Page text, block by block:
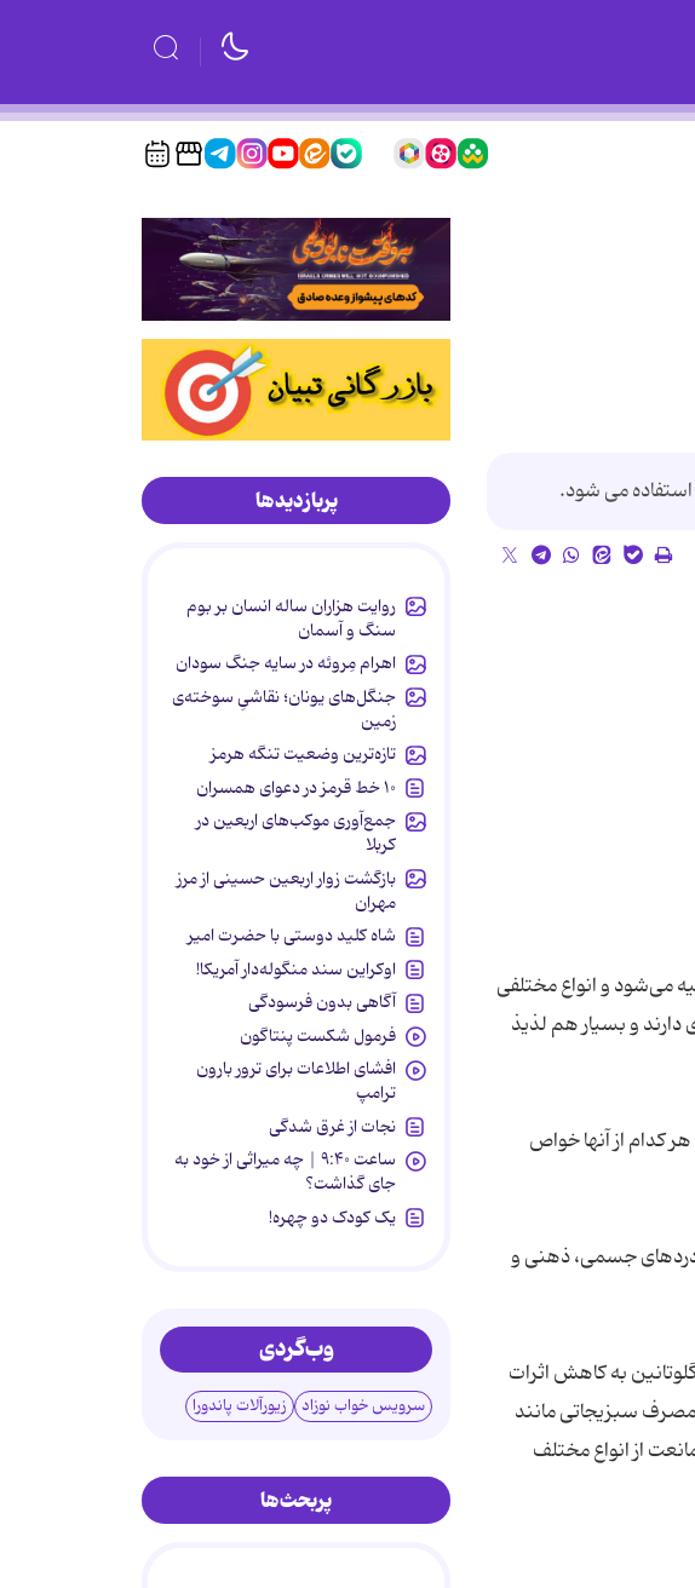
می شود.
می‌شود و انواع مختلفی
و بسیار هم لذیذ
کدام از آنها خواص
جسمی، ذهنی و
به کاهش اثرات
سبزیجاتی مانند
از انواع مختلف
پربازدیدها
روایت هزاران ساله انسان بر بوم
سنگ و آسمان
اهرام مِروئه در سایه جنگ سودان
جنگل‌های یونان؛ نقاشیِ سوخته‌ی
زمین
تازه‌ترین وضعیت تنگه هرمز
۱۰ خط قرمز در دعوای همسران
جمع‌آوری موکب‌های اربعین در
کربلا
بازگشت زوار اربعین حسینی از مرز
مهران
شاه کلید دوستی با حضرت امیر
اوکراین سند منگوله‌دار آمریکا!
آگاهی بدون فرسودگی
فرمول شکست پنتاگون
افشای اطلاعات برای ترور بارون
ترامپ
نجات از غرق شدگی
ساعت ۹:۴۰ | چه میراثی از خود به
جای گذاشت؟
یک کودک دو چهره!
وب‌گردی
سرویس خواب نوزاد زیورآلات پاندورا
پربحث‌ها